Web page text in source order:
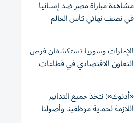
مشاهدة مباراة مصر ضد إسبانيا
في نصف نهائي كأس العالم
لناشئات اليد 2026
الإمارات وسوريا تستكشفان فرص
التعاون الاقتصادي في قطاعات
حيوية
«أدنوك»: نتخذ جميع التدابير
اللازمة لحماية موظفينا وأصولنا